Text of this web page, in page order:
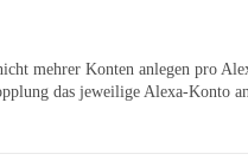
mehrer Konten anlegen pro
das jeweilige Alexa-Konto